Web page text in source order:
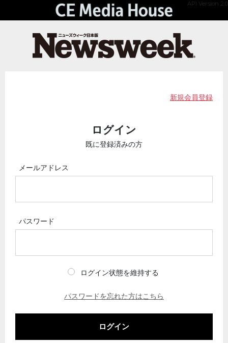
API Version 2.0
新規会員登録
ログイン
既に登録済みの方
メールアドレス
パスワード
ログイン状態を維持する
パスワードを忘れた方はこちら
ログイン